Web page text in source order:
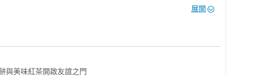
廚&廚房科學」親子部落客
主持人
展開
與美味紅茶開啟友誼之門